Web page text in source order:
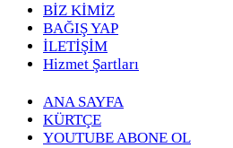
BİZ KİMİZ
BAĞIŞ YAP
İLETİŞİM
Hizmet Şartları
ANA SAYFA
KÜRTÇE
YOUTUBE ABONE OL